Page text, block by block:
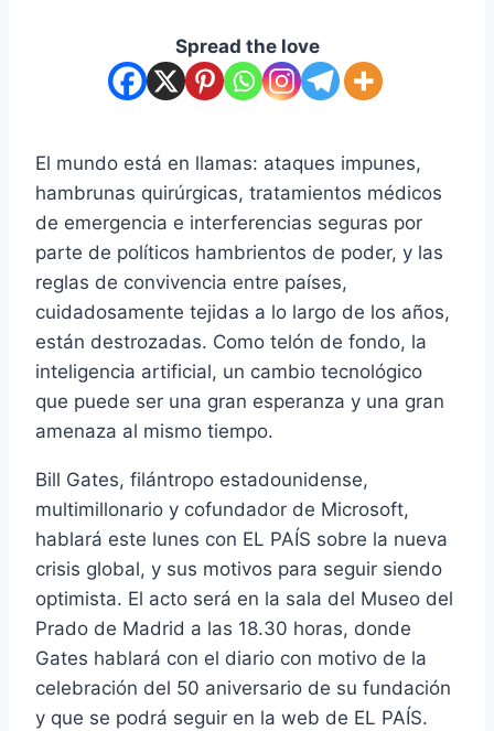
Spread the love
El mundo está en llamas: ataques impunes,
hambrunas quirúrgicas, tratamientos médicos
de emergencia e interferencias seguras por
parte de políticos hambrientos de poder, y las
reglas de convivencia entre países,
cuidadosamente tejidas a lo largo de los años,
están destrozadas. Como telón de fondo, la
inteligencia artificial, un cambio tecnológico
que puede ser una gran esperanza y una gran
amenaza al mismo tiempo.
Bill Gates, filántropo estadounidense,
multimillonario y cofundador de Microsoft,
hablará este lunes con EL PAÍS sobre la nueva
crisis global, y sus motivos para seguir siendo
optimista. El acto será en la sala del Museo del
Prado de Madrid a las 18.30 horas, donde
Gates hablará con el diario con motivo de la
celebración del 50 aniversario de su fundación
y que se podrá seguir en la web de EL PAÍS.